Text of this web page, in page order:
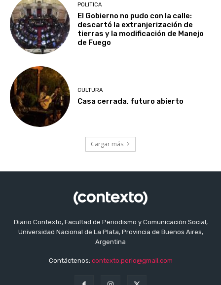
POLITICA
El Gobierno no pudo con la calle:
descartó la extranjerización de
tierras y la modificación de Manejo
de Fuego
CULTURA
Casa cerrada, futuro abierto
Cargar más
Diario Contexto, Facultad de Periodismo y Comunicación Social,
Universidad Nacional de La Plata, Provincia de Buenos Aires,
Argentina
Contáctenos: contexto.perio@gmail.com